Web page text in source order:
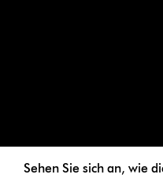
Sehen Sie sich an, wie